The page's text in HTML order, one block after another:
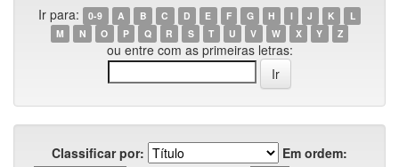
Ir para: 0-9 A B C D E F G H I J K
L
M
N O P Q R S T U V W X Y Z
ou entre com as primeiras letras:
Classificar por:
Em ordem: